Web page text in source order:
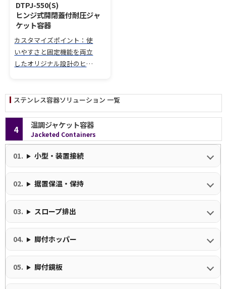
DTPJ-550(S)
ヒンジ式開閉蓋付耐圧ジャ
ケット容器
カスタマイズポイント：使
いやすさと固定機能を両立
したオリジナル設計のヒン
ーティング仕上げのジャケ
ット鏡板容器。 調整可能な
サポート用アジャスター付
きで設置安定性を向上。
ステンレス容器ソリューション 一覧
温調ジャケット容器
Jacketed Containers
4
小型・装置接続
据置保温・保持
スロープ排出
脚付ホッパー
脚付鏡板